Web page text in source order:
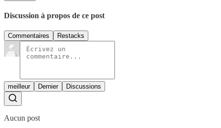
Discussion à propos de ce post
Commentaires Restacks
meilleur Dernier Discussions
Aucun post